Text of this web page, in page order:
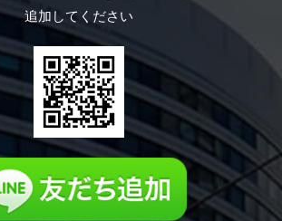
追加してください